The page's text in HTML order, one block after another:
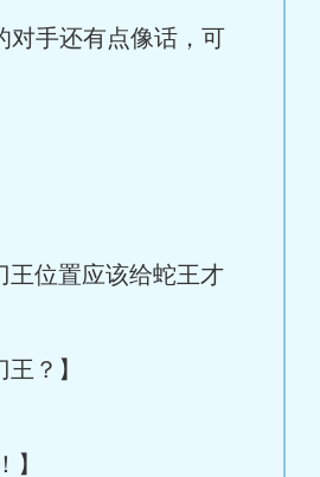
手还有点像话，可
位置应该给蛇王才
？】